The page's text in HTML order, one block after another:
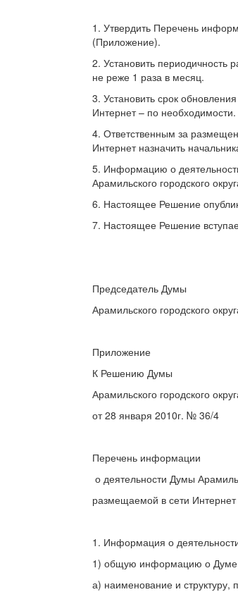
1. Утвердить Перечень
(Приложение).
2. Установить периодичность
не реже 1 раза в месяц.
3. Установить срок
Интернет – по необходимости.
4. Ответственным за
Интернет назначить
5. Информацию о
Арамильского городского
6. Настоящее Решение
7. Настоящее Решение
Председатель Думы
Арамильского
Приложение
К Решению Думы
Арамильского городского
от 28 января 2010г. № 36/4
Перечень информации
о деятельности Думы
размещаемой в сети Интернет
1. Информация о
1) общую информацию о
а) наименование и